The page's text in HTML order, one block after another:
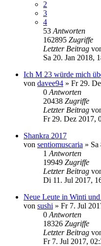
2
3
4
53 Antworten
162895 Zugriffe
Letzter Beitrag
Sa 20. Jan 2018,
Ich M 23 würde mich
von davee94 » Fr 29.
0 Antworten
20438 Zugriffe
Letzter Beitrag
Fr 29. Dez 2017,
Shankra 2017
von sentiomuscaria »
1 Antworten
19949 Zugriffe
Letzter Beitrag
Di 11. Jul 2017,
Neue Leute in Winti
von sushi » Fr 7. Jul
0 Antworten
18326 Zugriffe
Letzter Beitrag
Fr 7. Jul 2017,